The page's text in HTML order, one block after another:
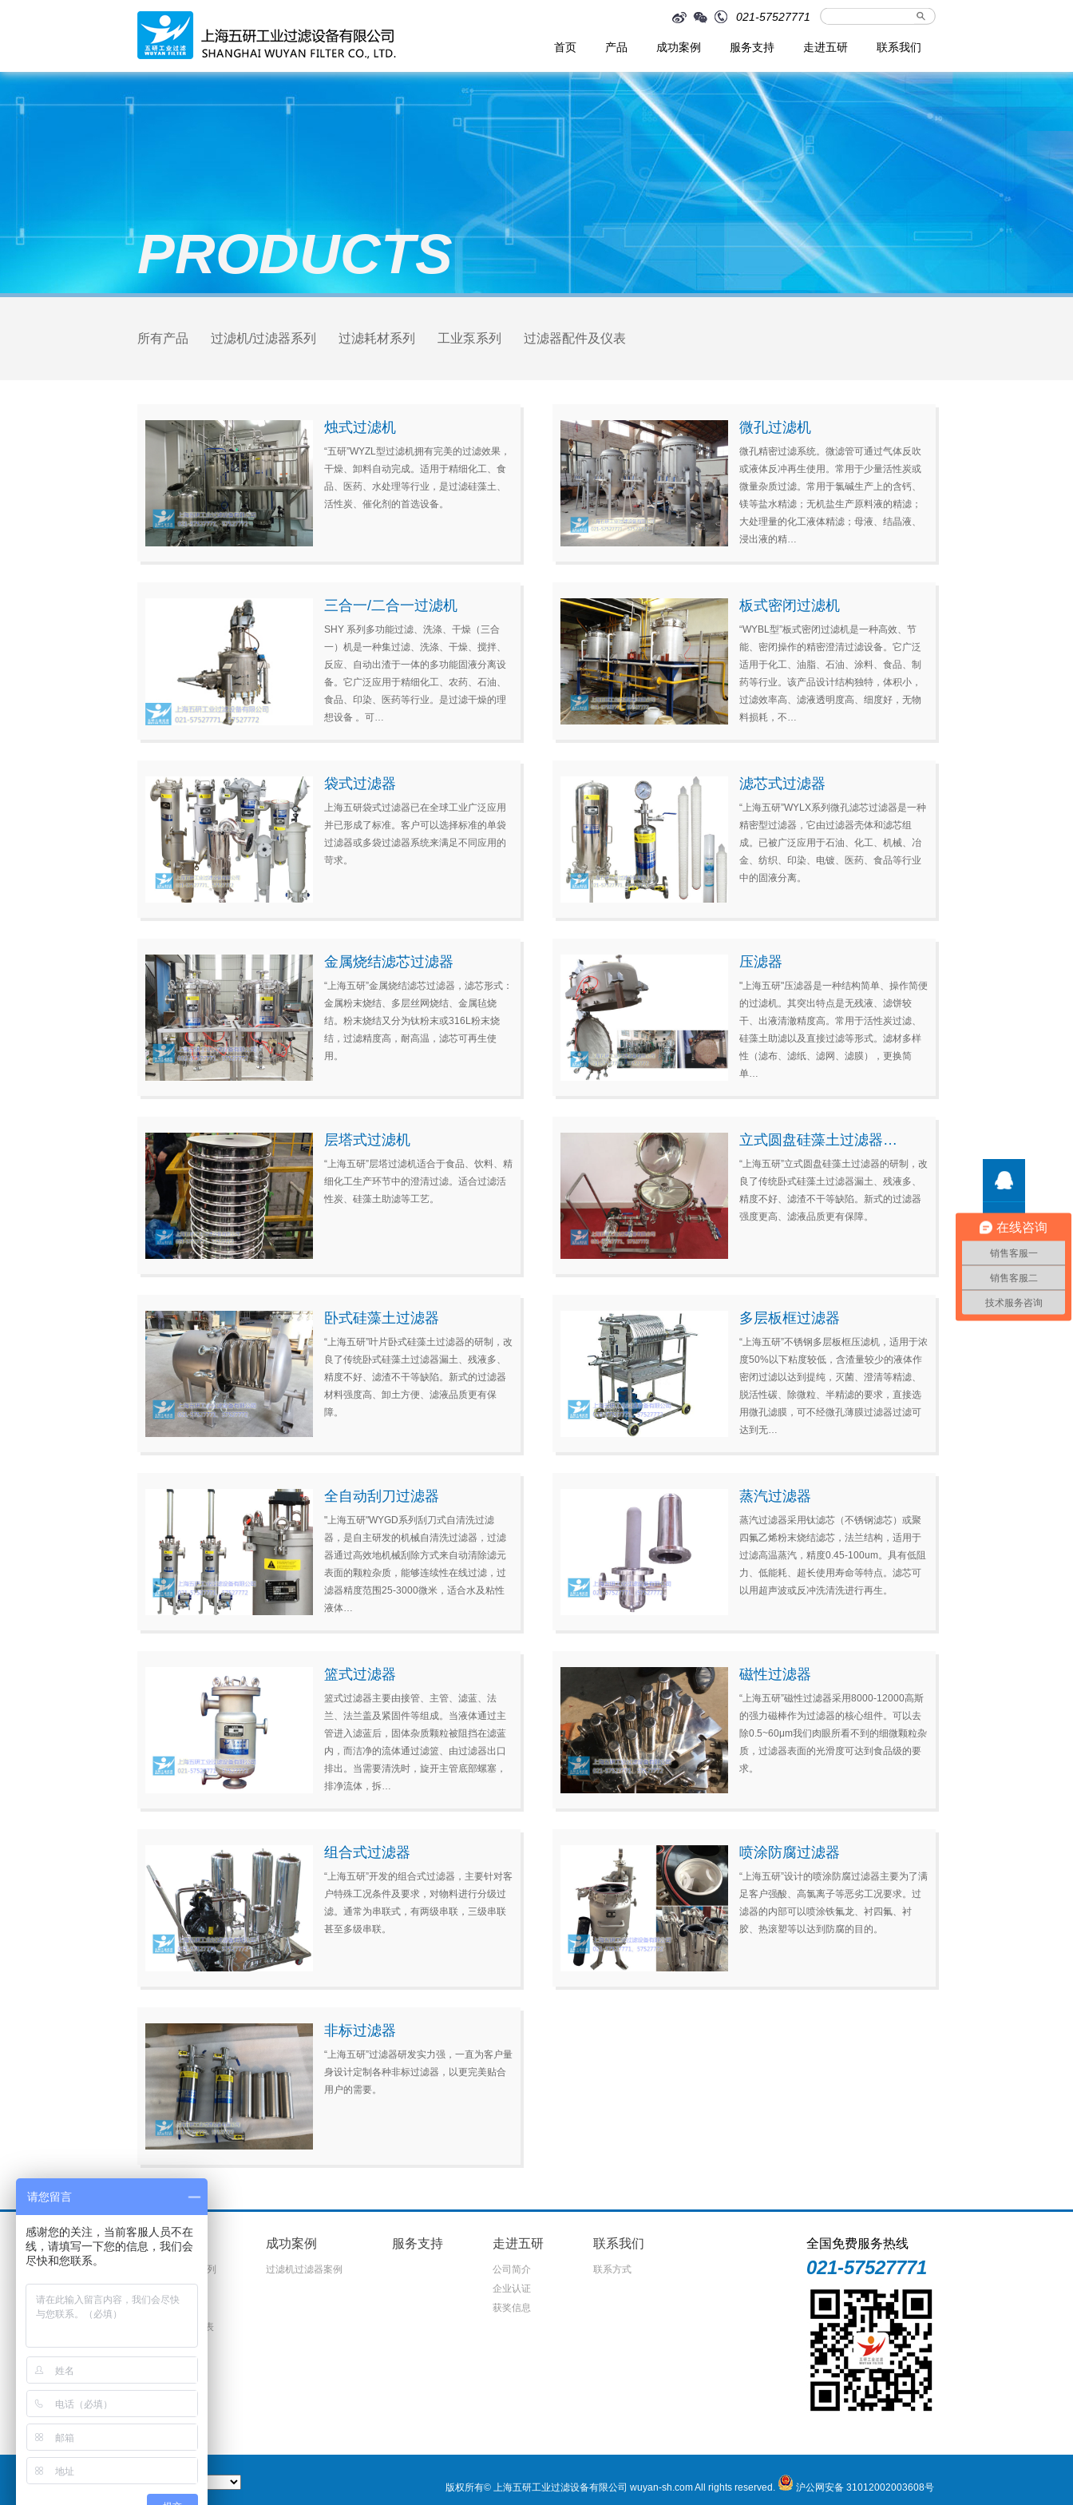
021-57527771
首页 产品 成功案例 服务支持 走进五研 联系我们
PRODUCTS
所有产品 过滤机/过滤器系列 过滤耗材系列 工业泵系列 过滤器配件及仪表
烛式过滤机
“五研”WYZL型过滤机拥有完美的过滤效果，
干燥、卸料自动完成。适用于精细化工、食
品、医药、水处理等行业，是过滤硅藻土、
活性炭、催化剂的首选设备。
微孔过滤机
微孔精密过滤系统。微滤管可通过气体反吹
或液体反冲再生使用。常用于少量活性炭或
微量杂质过滤。常用于氯碱生产上的含钙、
镁等盐水精滤；无机盐生产原料液的精滤；
大处理量的化工液体精滤；母液、结晶液、
浸出液的精…
三合一/二合一过滤机
SHY 系列多功能过滤、洗涤、干燥（三合
一）机是一种集过滤、洗涤、干燥、搅拌、
反应、自动出渣于一体的多功能固液分离设
备。它广泛应用于精细化工、农药、石油、
食品、印染、医药等行业。是过滤干燥的理
想设备 。可…
板式密闭过滤机
“WYBL型”板式密闭过滤机是一种高效、节
能、密闭操作的精密澄清过滤设备。它广泛
适用于化工、油脂、石油、涂料、食品、制
药等行业。该产品设计结构独特，体积小，
过滤效率高、滤液透明度高、细度好，无物
料损耗，不…
袋式过滤器
上海五研袋式过滤器已在全球工业广泛应用
并已形成了标准。客户可以选择标准的单袋
过滤器或多袋过滤器系统来满足不同应用的
苛求。
滤芯式过滤器
“上海五研”WYLX系列微孔滤芯过滤器是一种
精密型过滤器，它由过滤器壳体和滤芯组
成。已被广泛应用于石油、化工、机械、冶
金、纺织、印染、电镀、医药、食品等行业
中的固液分离。
金属烧结滤芯过滤器
“上海五研”金属烧结滤芯过滤器，滤芯形式：
金属粉末烧结、多层丝网烧结、金属毡烧
结。粉末烧结又分为钛粉末或316L粉末烧
结，过滤精度高，耐高温，滤芯可再生使
用。
压滤器
"上海五研"压滤器是一种结构简单、操作简便
的过滤机。其突出特点是无残液、滤饼较
干、出液清澈精度高。常用于活性炭过滤、
硅藻土助滤以及直接过滤等形式。滤材多样
性（滤布、滤纸、滤网、滤膜），更换简
单…
层塔式过滤机
“上海五研”层塔过滤机适合于食品、饮料、精
细化工生产环节中的澄清过滤。适合过滤活
性炭、硅藻土助滤等工艺。
立式圆盘硅藻土过滤器…
“上海五研”立式圆盘硅藻土过滤器的研制，改
良了传统卧式硅藻土过滤器漏土、残液多、
精度不好、滤渣不干等缺陷。新式的过滤器
强度更高、滤液品质更有保障。
卧式硅藻土过滤器
“上海五研”叶片卧式硅藻土过滤器的研制，改
良了传统卧式硅藻土过滤器漏土、残液多、
精度不好、滤渣不干等缺陷。新式的过滤器
材料强度高、卸土方便、滤液品质更有保
障。
多层板框过滤器
“上海五研”不锈钢多层板框压滤机，适用于浓
度50%以下粘度较低，含渣量较少的液体作
密闭过滤以达到提纯，灭菌、澄清等精滤、
脱活性碳、除微粒、半精滤的要求，直接选
用微孔滤膜，可不经微孔薄膜过滤器过滤可
达到无…
全自动刮刀过滤器
"上海五研"WYGD系列刮刀式自清洗过滤
器，是自主研发的机械自清洗过滤器，过滤
器通过高效地机械刮除方式来自动清除滤元
表面的颗粒杂质，能够连续性在线过滤，过
滤器精度范围25-3000微米，适合水及粘性
液体…
蒸汽过滤器
蒸汽过滤器采用钛滤芯（不锈钢滤芯）或聚
四氟乙烯粉末烧结滤芯，法兰结构，适用于
过滤高温蒸汽，精度0.45-100um。具有低阻
力、低能耗、超长使用寿命等特点。滤芯可
以用超声波或反冲洗清洗进行再生。
篮式过滤器
篮式过滤器主要由接管、主管、滤蓝、法
兰、法兰盖及紧固件等组成。当液体通过主
管进入滤蓝后，固体杂质颗粒被阻挡在滤蓝
内，而洁净的流体通过滤篮、由过滤器出口
排出。当需要清洗时，旋开主管底部螺塞，
排净流体，拆…
磁性过滤器
“上海五研”磁性过滤器采用8000-12000高斯
的强力磁棒作为过滤器的核心组件。可以去
除0.5~60μm我们肉眼所看不到的细微颗粒杂
质，过滤器表面的光滑度可达到食品级的要
求。
组合式过滤器
“上海五研”开发的组合式过滤器，主要针对客
户特殊工况条件及要求，对物料进行分级过
滤。通常为串联式，有两级串联，三级串联
甚至多级串联。
喷涂防腐过滤器
“上海五研”设计的喷涂防腐过滤器主要为了满
足客户强酸、高氯离子等恶劣工况要求。过
滤器的内部可以喷涂铁氟龙、衬四氟、衬
胶、热滚塑等以达到防腐的目的。
非标过滤器
“上海五研”过滤器研发实力强，一直为客户量
身设计定制各种非标过滤器，以更完美贴合
用户的需要。
产品中心
过滤机/过滤器系列
工业泵系列
过滤器配件及仪表
成功案例
过滤机过滤器案例
服务支持 走进五研
公司简介
企业认证
获奖信息
联系我们
联系方式
全国免费服务热线
021-57527771
版权所有© 上海五研工业过滤设备有限公司 wuyan-sh.com All rights reserved. 沪公网安备 31012002003608号
联系我
在线咨询
销售客服一
销售客服二
技术服务咨询
请您留言
感谢您的关注，当前客服人员不在
线，请填写一下您的信息，我们会
尽快和您联系。